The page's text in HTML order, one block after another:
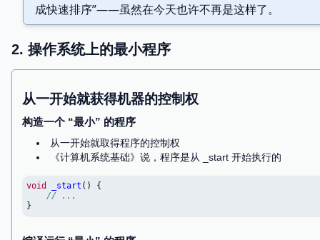
什么是编译器？
编译器输入一个 SimpleC 程序
在不同的输入下，会有不同的输出 (和外部 API 调
编译器需要保证：输出
如果从未调用过外部 API，那么所有代码都是死代
成快速排序”——虽然在今天也许不再是这样了。
2. 操作系统上的最小程序